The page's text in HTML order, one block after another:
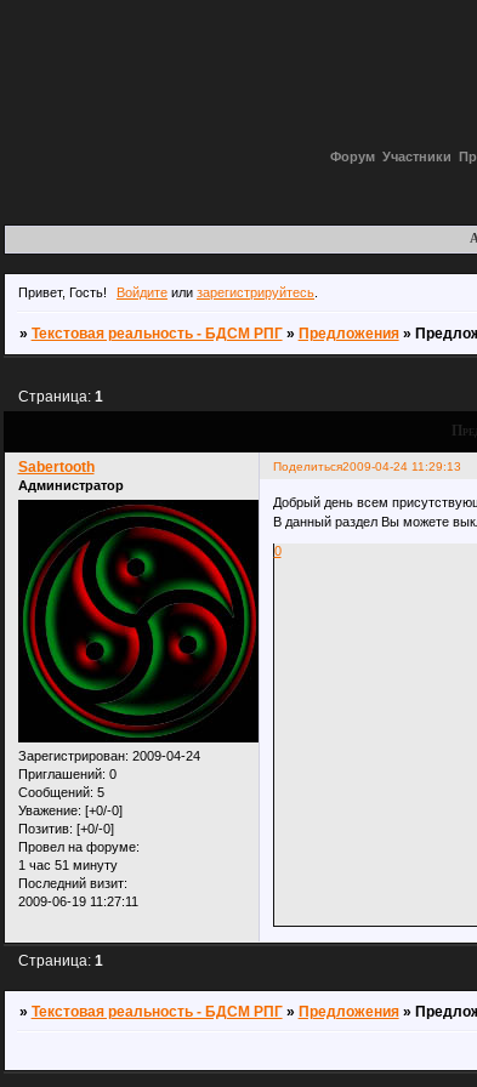
Форум Участники
Привет, Гость! Войдите или зарегистрируйтесь
» Текстовая реальность - БДСМ РПГ » Предложения »
Страница: 1
Поделиться2009-04-24 11:29:13
Sabertooth
Администратор
Зарегистрирован: 2009-04-24
Приглашений: 0
Сообщений: 5
Уважение: [+0/-0]
Позитив: [+0/-0]
Провел на форуме:
1 час 51 минуту
Последний визит:
2009-06-19 11:27:11
Добрый день всем
В данный раздел Вы можете
0
Страница: 1
» Текстовая реальность - БДСМ РПГ » Предложения »